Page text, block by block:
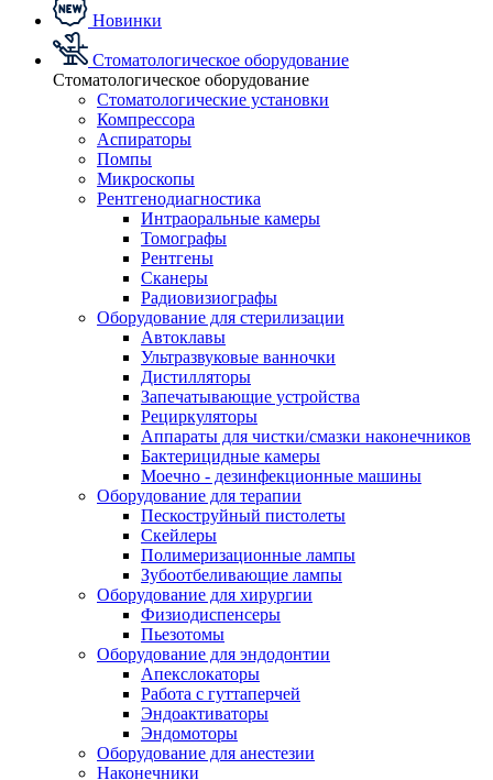
Новинки
Стоматологическое оборудование
Стоматологическое оборудование
Стоматологические установки
Компрессора
Аспираторы
Помпы
Микроскопы
Рентгенодиагностика
Интраоральные камеры
Томографы
Рентгены
Сканеры
Радиовизиографы
Оборудование для стерилизации
Автоклавы
Ультразвуковые ванночки
Дистилляторы
Запечатывающие устройства
Рециркуляторы
Аппараты для чистки/смазки наконечников
Бактерицидные камеры
Моечно - дезинфекционные машины
Оборудование для терапии
Пескоструйный пистолеты
Скейлеры
Полимеризационные лампы
Зубоотбеливающие лампы
Оборудование для хирургии
Физиодиспенсеры
Пьезотомы
Оборудование для эндодонтии
Апекслокаторы
Работа с гуттаперчей
Эндоактиваторы
Эндомоторы
Оборудование для анестезии
Наконечники